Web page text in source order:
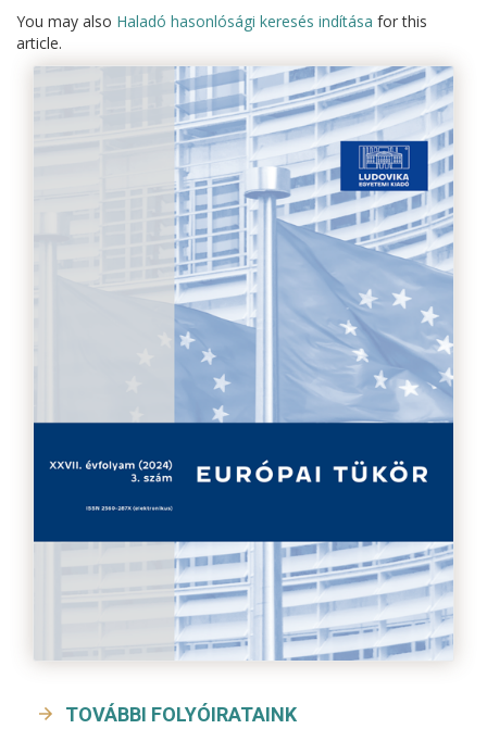
You may also Haladó hasonlósági keresés indítása for this
article.
TOVÁBBI FOLYÓIRATAINK